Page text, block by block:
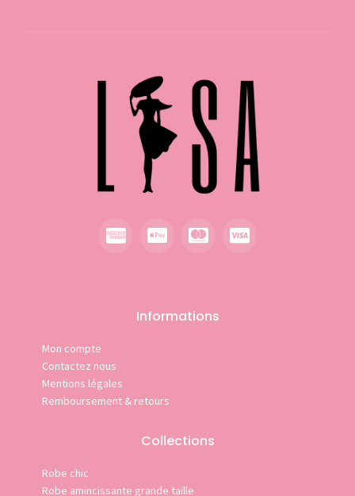
Informations
Mon compte
Contactez nous
Mentions légales
Remboursement & retours
Collections
Robe chic
Robe amincissante grande taille